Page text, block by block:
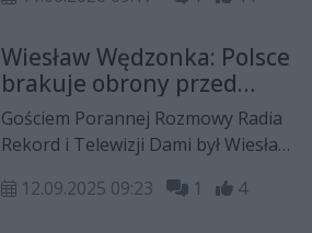
Wiesław Wędzonka: Polsce
brakuje obrony przed
dronami
Gościem Porannej Rozmowy Radia
Rekord i Telewizji Dami był Wiesław
wydarzenia polityczne z Radomia z
12.09.2025 09:23 1 4